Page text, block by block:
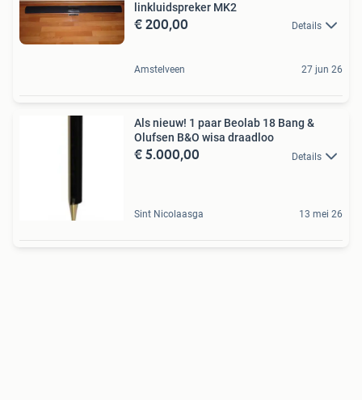
linkluidspreker MK2
€ 200,00 Details
Amstelveen 27 jun 26
Als nieuw! 1 paar Beolab 18 Bang &
Olufsen B&O wisa draadloo
€ 5.000,00 Details
Sint Nicolaasga 13 mei 26